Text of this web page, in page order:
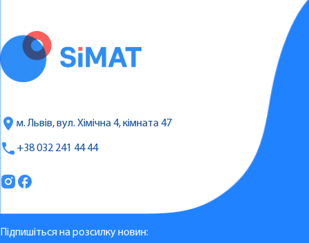
м. Львів, вул. Хімічна 4, кімната 47
+38 032 241 44 44
Підпишіться на розсилку новин: